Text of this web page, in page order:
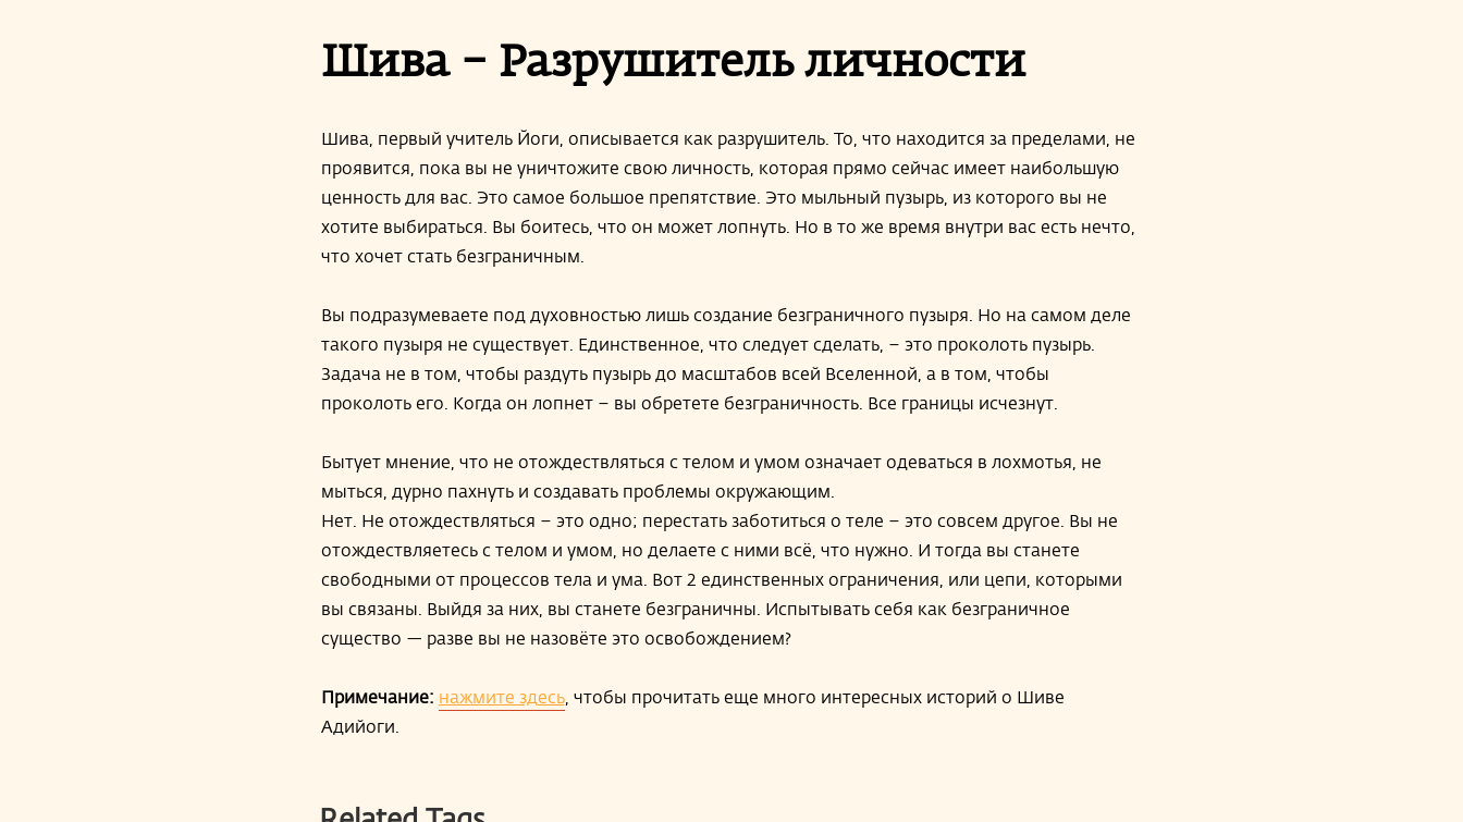
Шива – Разрушитель личности
Шива, первый учитель Йоги, описывается как разрушитель. То, что находится за пределами, не
проявится, пока вы не уничтожите свою личность, которая прямо сейчас имеет наибольшую
ценность для вас. Это самое большое препятствие. Это мыльный пузырь, из которого вы не
хотите выбираться. Вы боитесь, что он может лопнуть. Но в то же время внутри вас есть нечто,
что хочет стать безграничным.
Вы подразумеваете под духовностью лишь создание безграничного пузыря. Но на самом деле
такого пузыря не существует. Единственное, что следует сделать, – это проколоть пузырь.
Задача не в том, чтобы раздуть пузырь до масштабов всей Вселенной, а в том, чтобы
проколоть его. Когда он лопнет – вы обретете безграничность. Все границы исчезнут.
Бытует мнение, что не отождествляться с телом и умом означает одеваться в лохмотья, не
мыться, дурно пахнуть и создавать проблемы окружающим.
Нет. Не отождествляться – это одно; перестать заботиться о теле – это совсем другое. Вы не
отождествляетесь с телом и умом, но делаете с ними всё, что нужно. И тогда вы станете
свободными от процессов тела и ума. Вот 2 единственных ограничения, или цепи, которыми
вы связаны. Выйдя за них, вы станете безграничны. Испытывать себя как безграничное
существо — разве вы не назовёте это освобождением?
Примечание: нажмите здесь, чтобы прочитать еще много интересных историй о Шиве
Адийоги.